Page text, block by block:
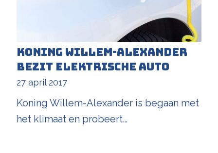
Koning Willem-Alexander
bezit elektrische auto
27 april 2017
Koning Willem-Alexander is begaan met
het klimaat en probeert…